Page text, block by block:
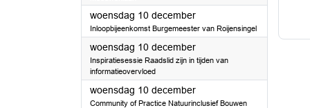
woensdag 10 december2025
Inloopbijeenkomst Burgemeester van Roijensingel
woensdag 10 december2025
Inspiratiesessie Raadslid zijn in tijden van
informatieovervloed
woensdag 10 december2025
Community of Practice Natuurinclusief Bouwen